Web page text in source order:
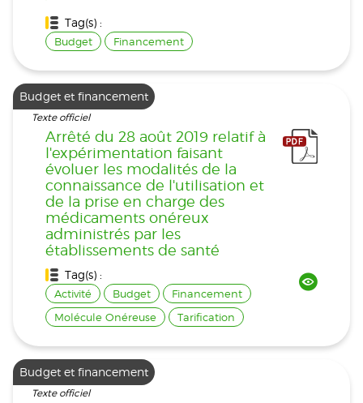
Tag(s) :
Budget Financement
Budget et financement
Texte officiel
Arrêté du 28 août 2019 relatif à
l'expérimentation faisant
évoluer les modalités de la
connaissance de l'utilisation et
de la prise en charge des
médicaments onéreux
administrés par les
établissements de santé
Tag(s) :
Activité Budget
Financement
Molécule Onéreuse
Tarification
Budget et financement
Texte officiel